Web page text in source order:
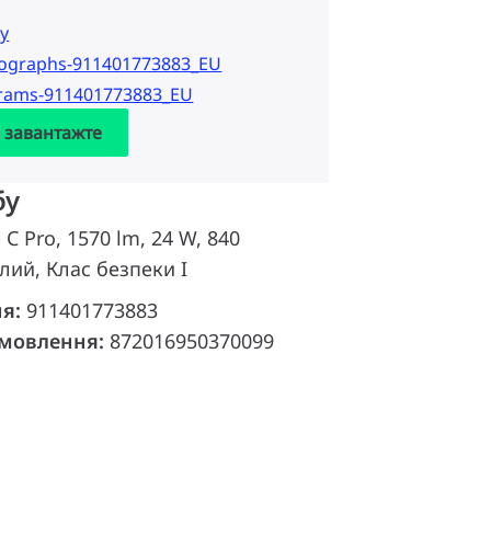
911401773883_EU
911401773883_EU
завантажте
Pro, 1570 lm, 24 W, 840
Клас безпеки I
911401773883
872016950370099